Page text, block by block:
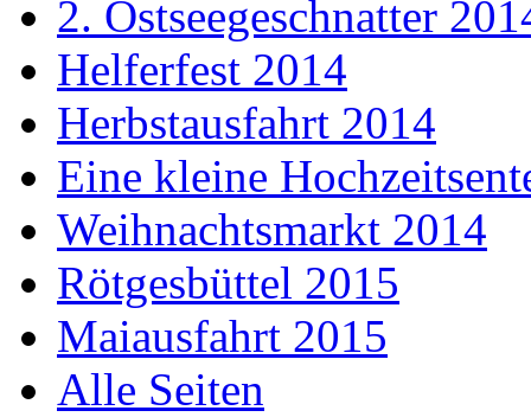
2. Ostseegeschnatter
Helferfest 2014
Herbstausfahrt 2014
Eine kleine
Weihnachtsmarkt 2014
Rötgesbüttel 2015
Maiausfahrt 2015
Alle Seiten